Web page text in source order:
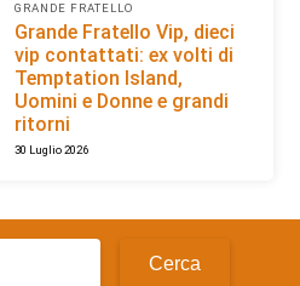
GRANDE FRATELLO
Grande Fratello Vip, dieci
vip contattati: ex volti di
Temptation Island,
Uomini e Donne e grandi
ritorni
30 Luglio 2026